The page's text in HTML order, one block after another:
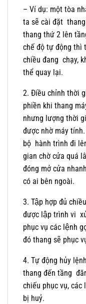
– Ví dụ: một tòa
ta sẽ cài đặt
thang thứ 2 lên
chế độ tự động thì
chiều đang chạy,
thể quay lại.
2. Điều chỉnh thời
phiền khi thang
nhưng lượng thời
được nhờ máy
bộ hành trình đi
gian chờ cửa quá
đóng mở cửa
có ai bên ngoài.
3. Tập hợp đủ
được lập trình vi
phục vụ các lệnh
đó thang sẽ phục
4. Tự động hủy
thang đến tầng
chiếu phục vụ,
bị huỷ.